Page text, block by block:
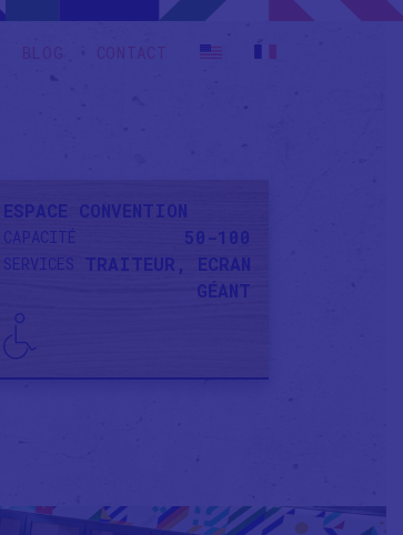
BLOG CONTACT
ESPACE CONVENTION
CAPACITÉ 50-100
SERVICES TRAITEUR, ECRAN
GÉANT